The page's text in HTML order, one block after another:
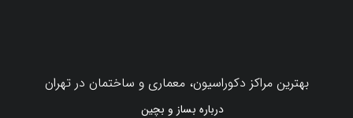
بهترین مراکز دکوراسیون، معماری و ساختمان در تهران
درباره بساز و بچین